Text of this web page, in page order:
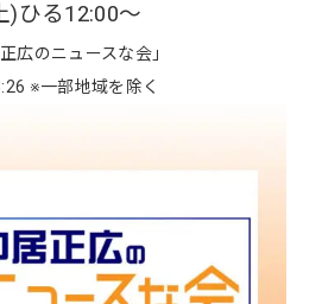
)ひる12:00〜
広のニュースな会」
※一部地域を除く